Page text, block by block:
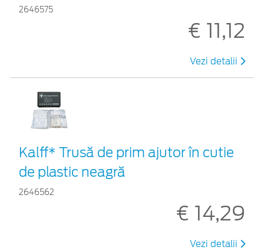
2646575
€ 11,12
Vezi detalii
Kalff* Trusă de prim ajutor în cutie
de plastic neagră
2646562
€ 14,29
Vezi detalii